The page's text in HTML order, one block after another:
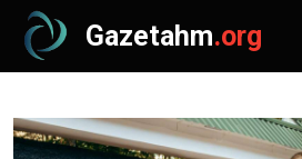
Gazetahm.org